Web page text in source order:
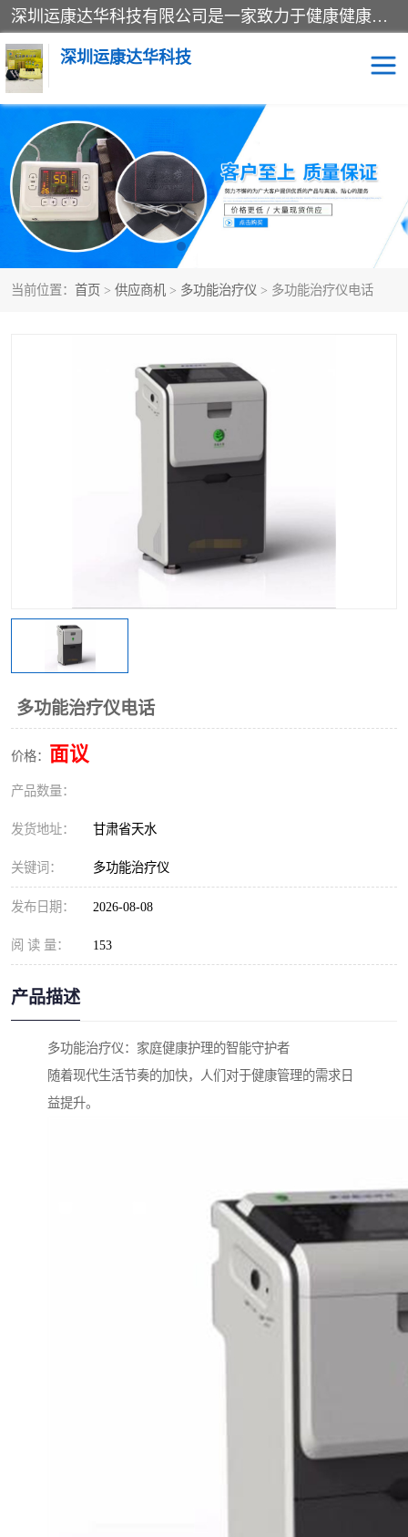
深圳运康达华科技有限公司是一家致力于健康健康产业的现代化企业，已经走过了15个春秋，开创了中医外用发展的新未来，是专业从事中医医疗仪器的研发、生产、销售、服务为一体的子公司，在医疗器械的设计、开发和生产方面率先引进国际先进技术和好的科技人员，先后开发出了场效应治疗仪、多功能治疗仪、颈椎治疗仪、腰椎治疗仪、增效垫等多个系列。
深圳运康达华科技
当前位置： 首页 > 供应商机 > 多功能治疗仪 > 多功能治疗仪电话
多功能治疗仪电话
价格： 面议
产品数量：
发货地址： 甘肃省天水
关键词： 多功能治疗仪
发布日期： 2026-08-08
阅 读 量： 153
产品描述
多功能治疗仪：家庭健康护理的智能守护者
随着现代生活节奏的加快，人们对于健康管理的需求日
益提升。
多功能治疗仪 中药提速
中低频治疗仪 脉冲治疗仪
**腺治疗仪